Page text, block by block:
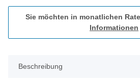
Sie möchten in monatlichen
Informationen
Beschreibung